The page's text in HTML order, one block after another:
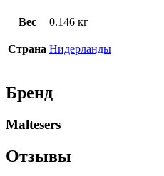
Вес 0.146 кг
Страна Нидерланды
Бренд
Maltesers
Отзывы